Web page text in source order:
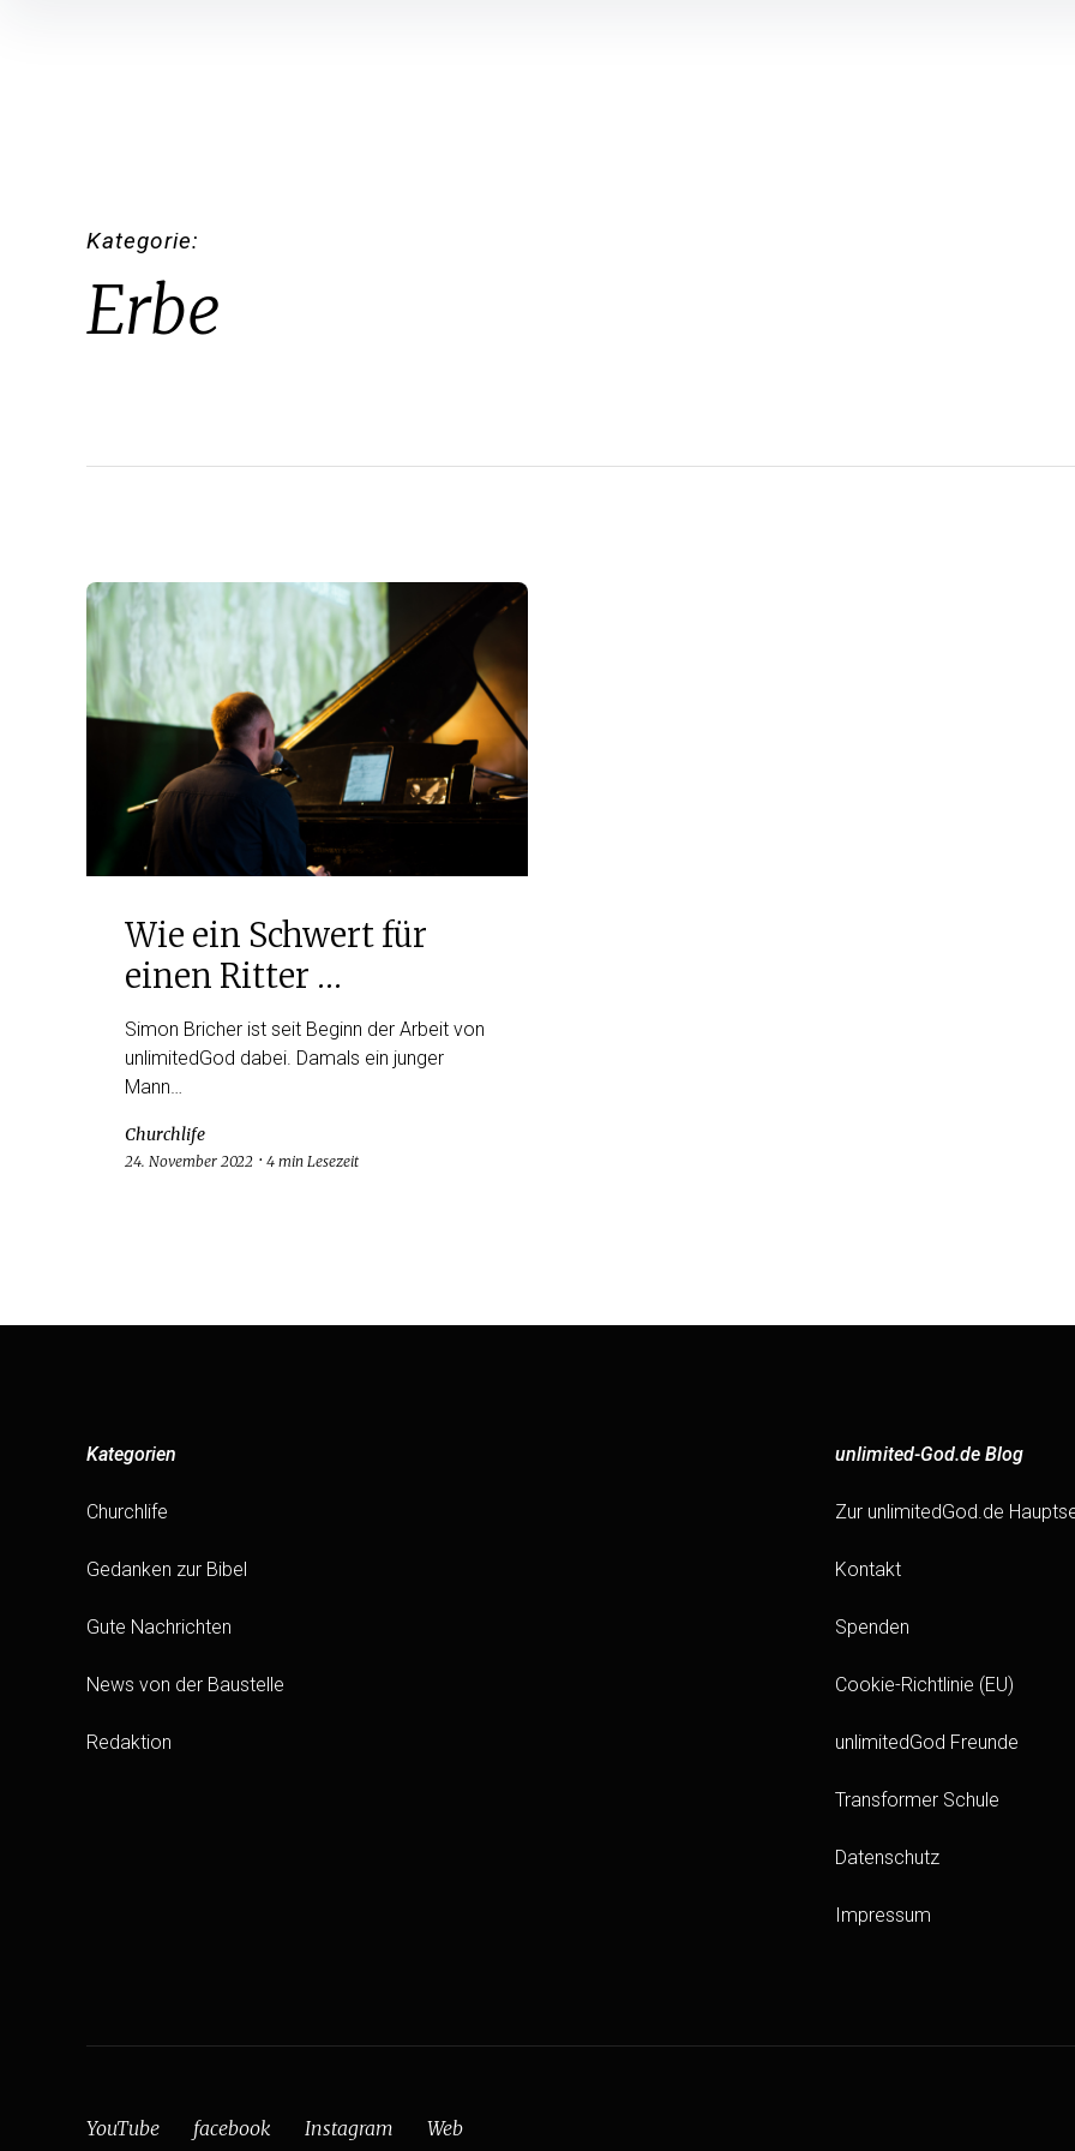
Kategorie
Erbe
Wie ein Schwert für
einen Ritter …
Simon Bricher ist seit Beginn der Arbeit von
unlimitedGod dabei. Damals ein junger
Mann…
Churchlife
24. November 2022 4 min Lesezeit
Kategorien
Churchlife
Gedanken zur Bibel
Gute Nachrichten
News von der Baustelle
Redaktion
unlimited-God.de Blog
Zur unlimitedGod.de
Kontakt
Spenden
Cookie-Richtlinie (EU)
unlimitedGod Freunde
Transformer Schule
Datenschutz
Impressum
YouTube facebook Instagram Web